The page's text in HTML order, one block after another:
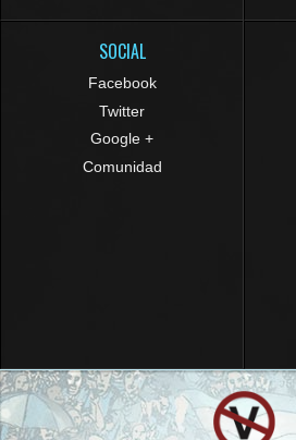
SOCIAL
Facebook
Twitter
Google +
Comunidad